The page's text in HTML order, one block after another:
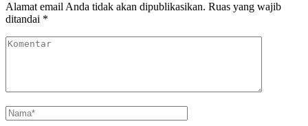
Alamat email Anda tidak akan dipublikasikan. Ruas yang wajib
ditandai *